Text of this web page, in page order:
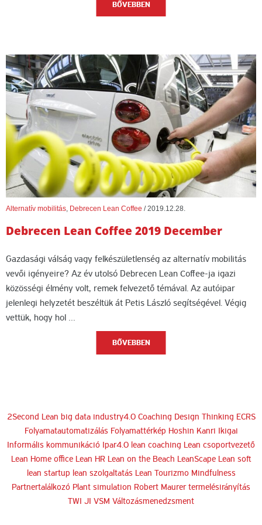
BŐVEBBEN
Alternatív mobilitás, Debrecen Lean Coffee /2019.12.28.
Debrecen Lean Coffee 2019 December
Gazdasági válság vagy felkészületlenség az alternatív mobilitás
vevői igényeire? Az év utolsó Debrecen Lean Coffee-ja igazi
közösségi élmény volt, remek felvezető témával. Az autóipar
jelenlegi helyzetét beszéltük át Petis László segítségével. Végig
vettük, hogy hol …
BŐVEBBEN
2Second Lean big data industry4.0 Coaching Design Thinking ECRS
Folyamatautomatizálás Folyamattérkép Hoshin Kanri Ikigai
Informális kommunikáció Ipar4.0 lean coaching Lean csoportvezető
Lean Home office Lean HR Lean on the Beach LeanScape Lean soft
lean startup lean szolgaltatás Lean Tourizmo Mindfulness
Partnertalálkozó Plant simulation Robert Maurer termelésirányítás
TWI JI VSM Változásmenedzsment